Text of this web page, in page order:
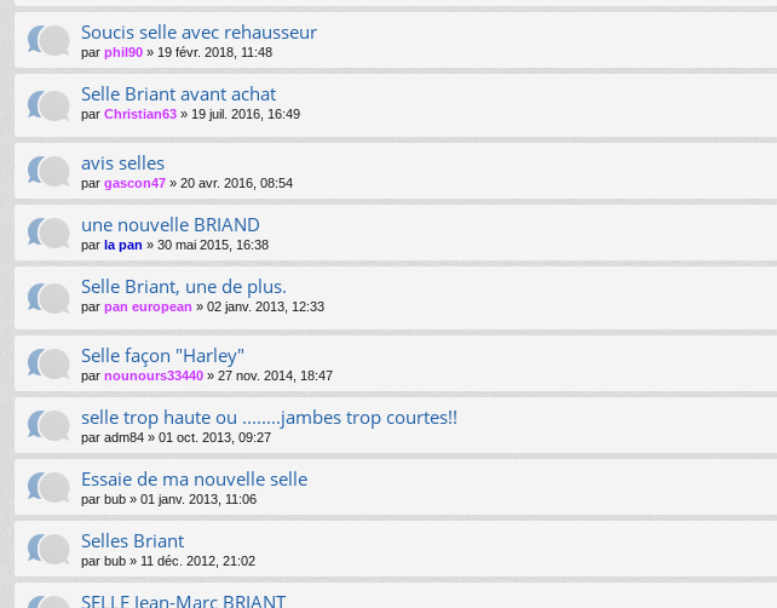
Soucis selle avec rehausseur
par phil90 » 19 févr. 2018, 11:48
Selle Briant avant achat
par Christian63 » 19 juil. 2016, 16:49
avis selles
par gascon47 » 20 avr. 2016, 08:54
une nouvelle BRIAND
par la pan » 30 mai 2015, 16:38
Selle Briant, une de plus.
par pan european » 02 janv. 2013, 12:33
Selle façon "Harley"
par nounours33440 » 27 nov. 2014, 18:47
selle trop haute ou ........jambes trop courtes!!
par adm84 » 01 oct. 2013, 09:27
Essaie de ma nouvelle selle
par bub » 01 janv. 2013, 11:06
Selles Briant
par bub » 11 déc. 2012, 21:02
SELLE Jean-Marc BRIANT